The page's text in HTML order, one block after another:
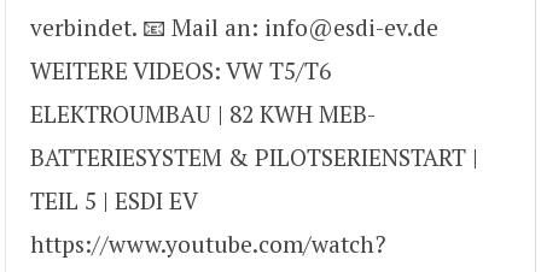
verbindet. 📧 Mail an: info@esdi-ev.de
WEITERE VIDEOS: VW T5/T6
ELEKTROUMBAU | 82 KWH MEB-
BATTERIESYSTEM & PILOTSERIENSTART |
TEIL 5 | ESDI EV
https://www.youtube.com/watch?